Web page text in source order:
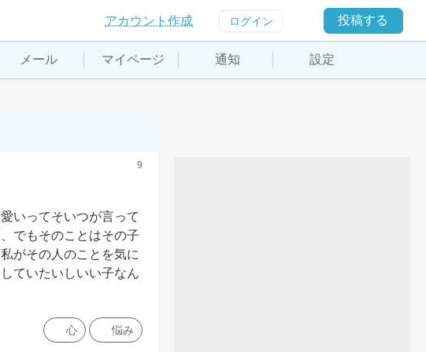
アカウント作成 ログイン 投稿する
メール マイページ 通知 設定
9
いってそいつが言って
でもそのことはその子
がその人のことを気に
ていたいしいい子なん
心 悩み